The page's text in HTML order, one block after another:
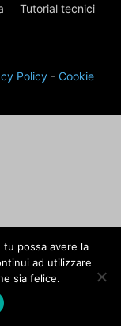
Tutorial tecnici
Policy- Cookie
possa avere la
ad utilizzare
sia felice.